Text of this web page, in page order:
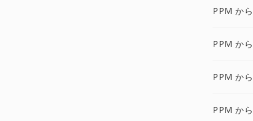
PPM か
PPM か
PPM か
PPM か